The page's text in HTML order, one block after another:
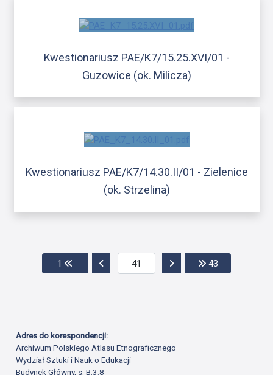
Kwestionariusz PAE/K7/15.25.XVI/01 -
Guzowice (ok. Milicza)
Kwestionariusz PAE/K7/14.30.II/01 - Zielenice
(ok. Strzelina)
1 Przejdź do pierwszej strony
Przejdź do poprzedniej strony
Przejdź do następnej
43
Adres do korespondencji:
Archiwum Polskiego Atlasu Etnograficznego
Wydział Sztuki i Nauk o Edukacji
Budynek Główny, s. B.3.8